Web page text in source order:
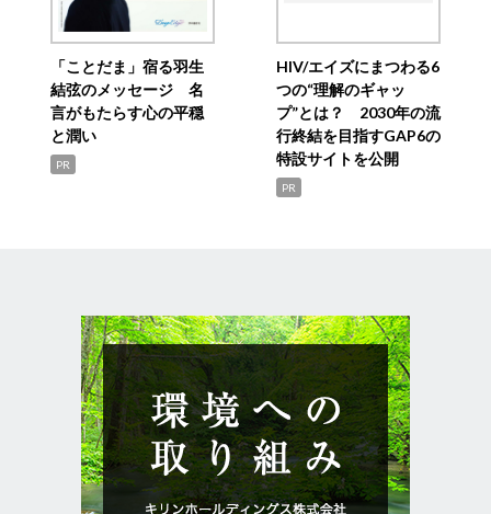
「ことだま」宿る羽生
結弦のメッセージ 名
言がもたらす心の平穏
と潤い
PR
HIV/エイズにまつわる6
つの“理解のギャッ
プ”とは？ 2030年の流
行終結を目指すGAP6の
特設サイトを公開
PR